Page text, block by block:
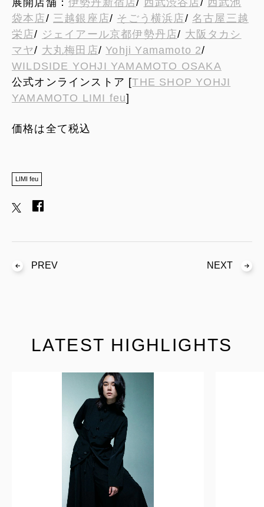
展開店舗： 伊勢丹新宿店/ 西武渋谷店/ 西武池
袋本店/ 三越銀座店/ そごう横浜店/ 名古屋三越
栄店/ ジェイアール京都伊勢丹店/ 大阪タカシ
マヤ/ 大丸梅田店/ Yohji Yamamoto 2/
WILDSIDE YOHJI YAMAMOTO OSAKA
公式オンラインストア [THE SHOP YOHJI
YAMAMOTO LIMI feu]
価格は全て税込
LIMI feu
PREV NEXT
LATEST HIGHLIGHTS